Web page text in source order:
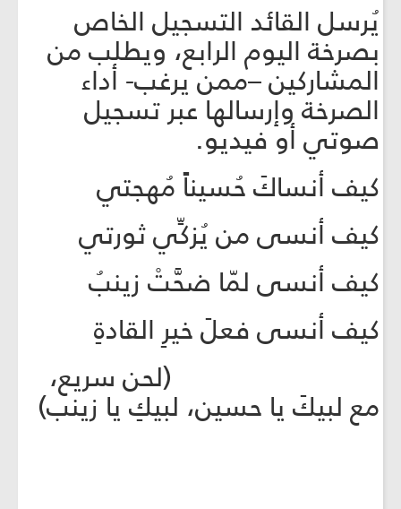
يُرسل القائد التسجيل الخاص
بصرخة اليوم الرابع، ويطلب من
المشاركين –ممن يرغب- أداء
الصرخة وإرسالها عبر تسجيل
صوتي أو فيديو.
كيف أنساكَ حُسيناً مُهجتي
كيف أنسى من يُزكِّي ثورتي
كيف أنسى لمّا ضحَّتْ زينبُ
كيف أنسى فعلَ خيرِ القادةِ
(لحن سريع،
مع لبيكَ يا حسين، لبيكِ يا زينب)